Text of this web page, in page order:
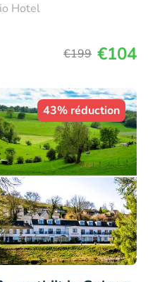
Hotel
€199 €104
43% réduction